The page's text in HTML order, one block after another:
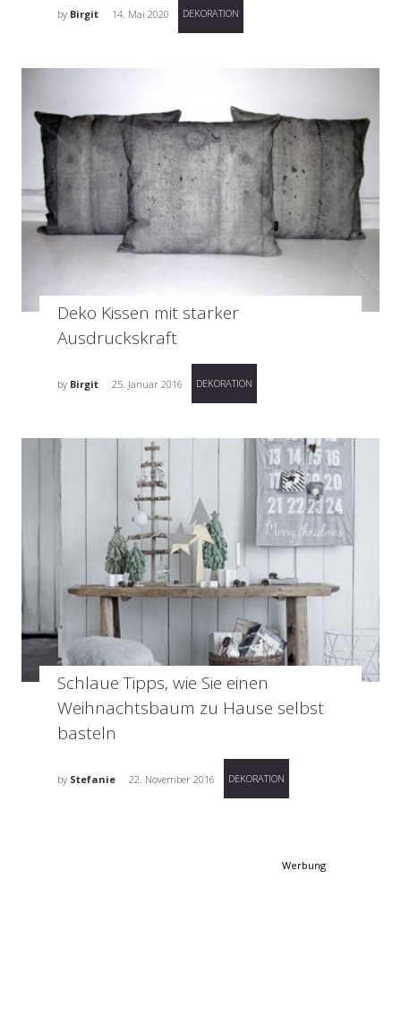
by Birgit 14. Mai 2020 DEKORATION
Deko Kissen mit starker
Ausdruckskraft
by Birgit 25. Januar 2016 DEKORATION
Schlaue Tipps, wie Sie einen
Weihnachtsbaum zu Hause selbst
basteln
by Stefanie 22. November 2016 DEKORATION
Werbung